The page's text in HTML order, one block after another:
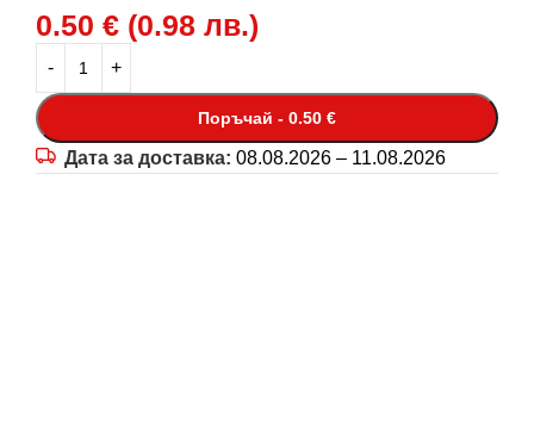
0.50 € (0.98 лв.)
Поръчай - 0.50 €
Дата за доставка: 08.08.2026 – 11.08.2026